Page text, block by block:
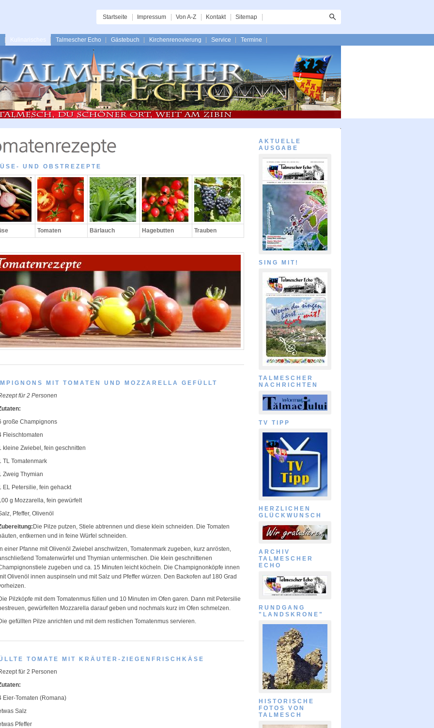
Sitemap
Kontakt
Von A-Z
Impressum
Startseite
Kulinarisches Talmescher Echo Gästebuch Kirchenrenovierung Service Termine
UND OBSTREZEPTE
Tomaten Bärlauch Hagebutten Trauben
MIT TOMATEN UND MOZZARELLA GEFÜLLT
für 2 Personen
große Champignons
Fleischtomaten
kleine Zwiebel, fein geschnitten
TL Tomatenmark
Zweig Thymian
EL Petersilie, fein gehackt
g Mozzarella, fein gewürfelt
Pfeffer, Olivenöl
Die Pilze putzen, Stiele abtrennen und diese klein schneiden. Die Tomaten
entkernen und in feine Würfel schneiden.
einer Pfanne mit Olivenöl Zwiebel anschwitzen, Tomatenmark zugeben, kurz anrösten,
Tomatenwürfel und Thymian untermischen. Die klein geschnittenen
zugeben und ca. 15 Minuten leicht köcheln. Die Champignonköpfe innen
Olivenöl innen auspinseln und mit Salz und Pfeffer würzen. Den Backofen auf 180 Grad
Pilzköpfe mit dem Tomatenmus füllen und 10 Minuten im Ofen garen. Dann mit Petersilie
gewürfelten Mozzarella darauf geben und nochmals kurz im Ofen schmelzen.
gefüllten Pilze anrichten und mit dem restlichen Tomatenmus servieren.
TOMATE MIT KRÄUTER-ZIEGENFRISCHKÄSE
für 2 Personen
Eier-Tomaten (Romana)
Salz
Pfeffer
AKTUELLE
AUSGABE
SING MIT!
TALMESCHER
NACHRICHTEN
TV TIPP
HERZLICHEN
GLÜCKWUNSCH
ARCHIV
TALMESCHER
ECHO
RUNDGANG
"LANDSKRONE"
HISTORISCHE
FOTOS VON
TALMESCH